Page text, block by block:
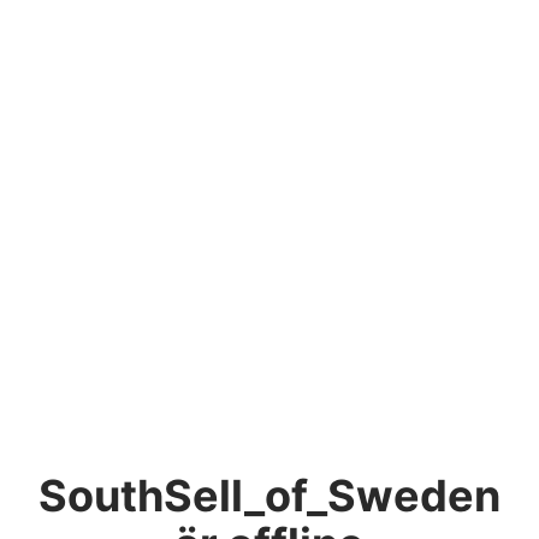
SouthSell_of_Sweden